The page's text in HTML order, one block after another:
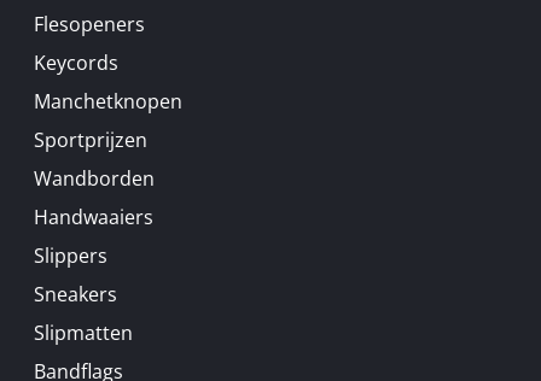
Flesopeners
Keycords
Manchetknopen
Sportprijzen
Wandborden
Handwaaiers
Slippers
Sneakers
Slipmatten
Bandflags